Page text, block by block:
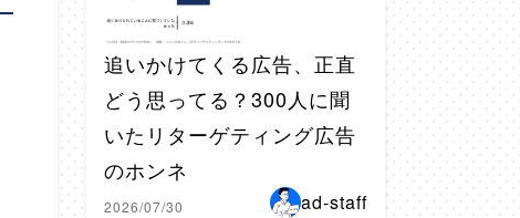
追いかけてくる広告、正直
どう思ってる？300人に聞
いたリターゲティング広告
のホンネ
2026/07/30 ad-staff